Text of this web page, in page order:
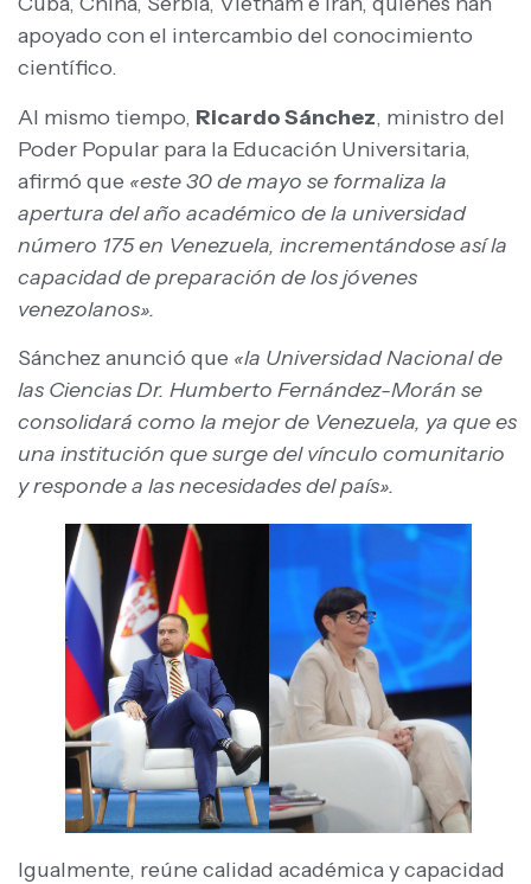
apoyado con el intercambio del conocimiento
científico.
Al mismo tiempo, Ricardo Sánchez, ministro del
Poder Popular para la Educación Universitaria,
afirmó que «este 30 de mayo se formaliza la
apertura del año académico de la universidad
número 175 en Venezuela, incrementándose así la
capacidad de preparación de los jóvenes
venezolanos».
Sánchez anunció que «la Universidad Nacional de
las Ciencias Dr. Humberto Fernández-Morán se
consolidará como la mejor de Venezuela, ya que es
una institución que surge del vínculo comunitario
y responde a las necesidades del país».
Igualmente, reúne calidad académica y capacidad